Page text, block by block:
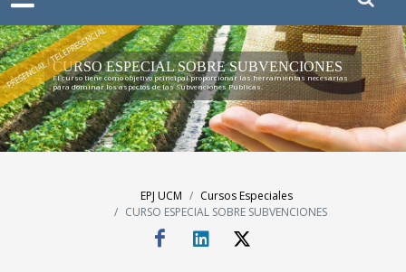
PRESENCIAL / TELEPRESENCIAL
CURSO ESPECIAL SOBRE SUBVENCIONES
El curso tiene como objetivo principal proporcionar las herramientas necesarias
para dominar los aspectos de las Subvenciones Públicas.
EPJ UCM
Cursos Especiales
CURSO ESPECIAL SOBRE SUBVENCIONES